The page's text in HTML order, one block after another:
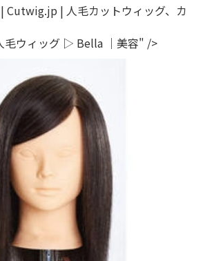
毛ウィッグ ▷ Bella ｜美容" />